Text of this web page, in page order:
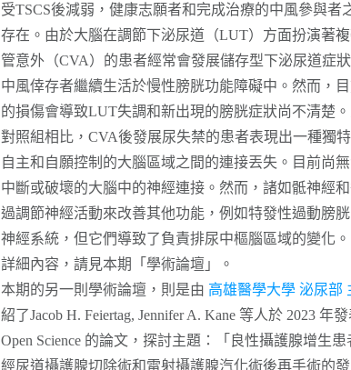
受TSCS後減弱，健康志願者和完成治療的中風參與者
存在。由於大腦在調節下泌尿道（LUT）方面扮演著
管意外（CVA）的患者經常會發展儲存型下泌尿道症
中風倖存者繼續生活於慢性膀胱功能障礙中。然而，
的損傷會導致LUT失調和新出現的膀胱症狀尚不清楚
對照組相比，CVA後發展尿失禁的患者表現出一種獨
自主和自願控制的大腦區域之間的連接丟失。目前尚
中斷或破壞的大腦中的神經連接。然而，諸如骶神經
過調節神經活動來改善其他功能，例如特發性過動膀
神經系統，但它們導致了負責排尿中樞腦區域的變化。
詳細內容，請見本期
「學術論壇」
。
本期的另一則學術論壇，則是由 高雄醫學大學 泌尿部
紹了Jacob H. Feiertag, Jennifer A. Kane 等人於 2023 年
Open Science 的論文，探討主題：「良性攝護腺增生
經尿道攝護腺切除術和雷射攝護腺汽化術後再手術的